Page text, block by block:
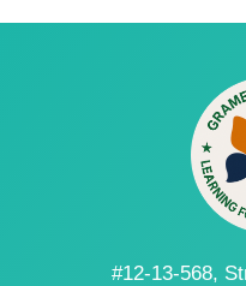
#12-13-568,